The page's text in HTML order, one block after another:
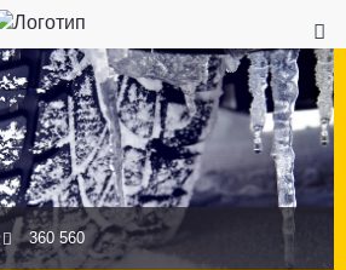
360 560